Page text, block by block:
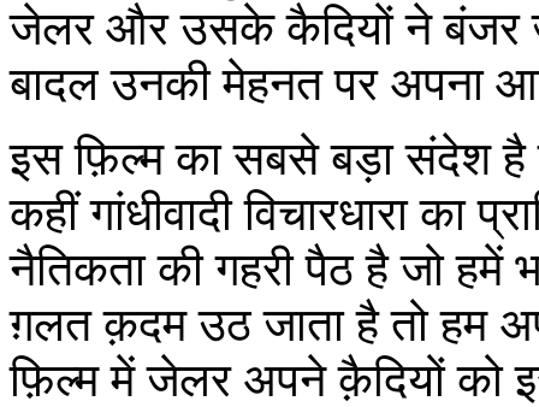
जेलर और उसके कैदियों ने बंजर
बादल उनकी मेहनत पर अपना
इस फ़िल्‍म का सबसे बड़ा संदेश है
कहीं गांधीवादी विचारधारा का
नैतिकता की गहरी पैठ है जो
ग़लत क़दम उठ जाता है तो हम
फ़िल्‍म में जेलर अपने क़ैदियों को